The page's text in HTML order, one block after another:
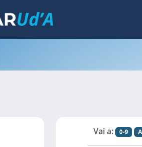
Vai a: 0-9 A